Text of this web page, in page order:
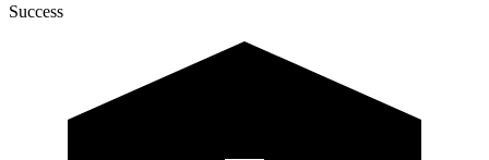
Success